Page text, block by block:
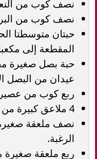
نصف كوب من
نصف كوب من
حبتان متوسطتا
المقطعة إلى
حبة بصل صغيرة
عيدان من البصل
ربع كوب من عصير
4 ملاعق كبيرة من زيت الزيتون.
نصف ملعقة
الرغبة.
ربع ملعقة صغيرة